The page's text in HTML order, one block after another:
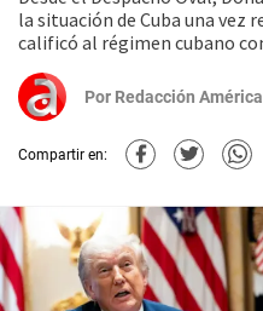
la situación de Cuba una vez
calificó al régimen cubano
Por Redacción
Compartir en: